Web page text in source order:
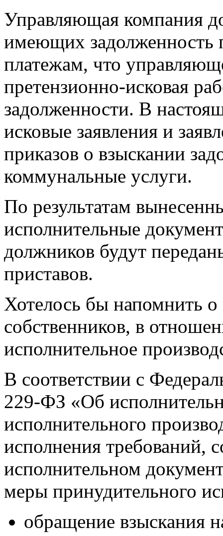
Управляющая компания
имеющих
платежам, что
претензионно-исковая
задолженности. В
исковые заявления и
приказов о взыскании
коммунальные услуги.
По результатам
исполнительные
должников будут
приставов.
Хотелось бы напомнить о
собственников, в
исполнительное
В соответствии с
229-ФЗ «Об
исполнительного
исполнения требований,
исполнительном
меры принудительного
обращение взыскания